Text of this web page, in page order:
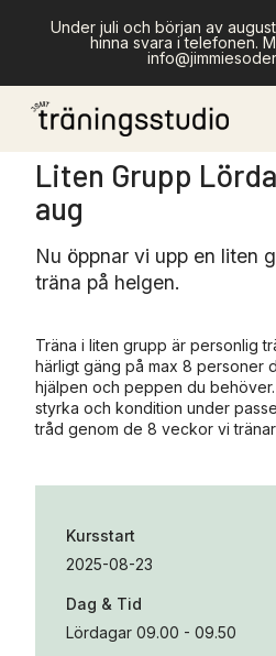
Liten Grupp
aug
Nu öppnar vi upp en liten
träna på helgen.
Träna i liten grupp är personlig
härligt gäng på max 8 personer
hjälpen och peppen du
styrka och kondition under
tråd genom de 8 veckor vi tränar
Kursstart
2025-08-23
Dag & Tid
Lördagar 09.00 - 09.50
Under juli och början av
hinna svara i telefonen.